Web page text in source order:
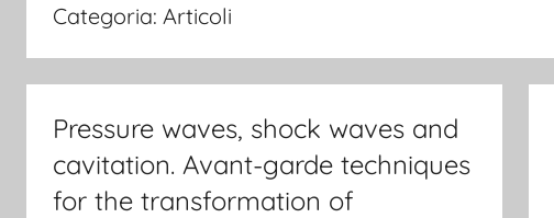
Categoria: Articoli
Pressure waves, shock waves and
cavitation. Avant-garde techniques
for the transformation of